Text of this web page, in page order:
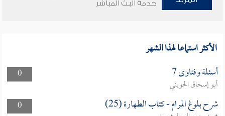
خدمة البث المباشر
الأكثر استماعا لهذا الشهر
0 أسئلة وفتاوى 7
أبو إسحاق الحويني
0
شرح بلوغ المرام - كتاب الطهارة (25)